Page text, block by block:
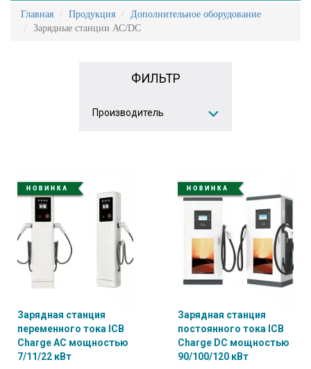
Главная Продукция
Дополнительное оборудование
Зарядные станции АС/DC
ФИЛЬТР
Производитель
Зарядная станция
переменного тока ICB
Charge AC мощностью
7/11/22 кВт
Зарядная станция
постоянного тока ICB
Charge DC мощностью
90/100/120 кВт